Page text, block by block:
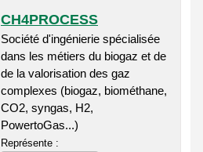
CH4PROCESS
Société d'ingénierie spécialisée
dans les métiers du biogaz et de
de la valorisation des gaz
complexes (biogaz, biométhane,
CO2, syngas, H2,
PowertoGas...)
Représente :